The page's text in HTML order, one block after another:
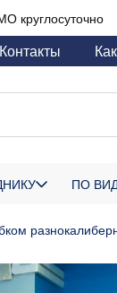
круглосуточно
Контакты
ПО